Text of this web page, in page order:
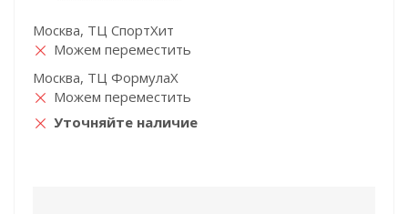
Москва, ТЦ СпортХит
Можем переместить
Москва, ТЦ ФормулаХ
Можем переместить
Уточняйте наличие